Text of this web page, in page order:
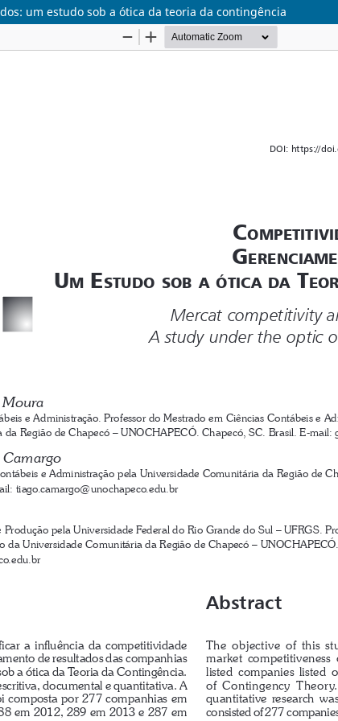
um estudo sob a ótica da teoria da contingência